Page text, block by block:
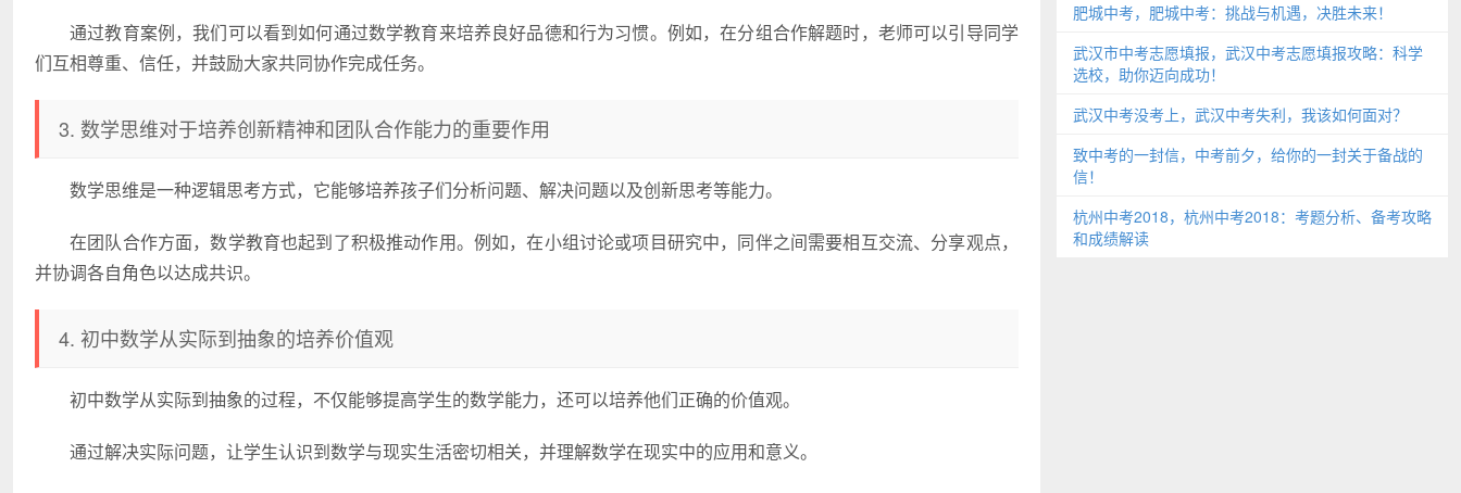
通过教育案例，我们可以看到如何通过数学教育来培养良好品德和行为习惯。例如，在分组合作解题时，老师可以引导同学
们互相尊重、信任，并鼓励大家共同协作完成任务。
3. 数学思维对于培养创新精神和团队合作能力的重要作用
数学思维是一种逻辑思考方式，它能够培养孩子们分析问题、解决问题以及创新思考等能力。
在团队合作方面，数学教育也起到了积极推动作用。例如，在小组讨论或项目研究中，同伴之间需要相互交流、分享观点，
并协调各自角色以达成共识。
4. 初中数学从实际到抽象的培养价值观
初中数学从实际到抽象的过程，不仅能够提高学生的数学能力，还可以培养他们正确的价值观。
通过解决实际问题，让学生认识到数学与现实生活密切相关，并理解数学在现实中的应用和意义。
肥城中考，肥城中考：挑战与机遇，决胜未来！
武汉市中考志愿填报，武汉中考志愿填报攻略：科学
选校，助你迈向成功！
武汉中考没考上，武汉中考失利，我该如何面对？
致中考的一封信，中考前夕，给你的一封关于备战的
信！
杭州中考2018，杭州中考2018：考题分析、备考攻略
和成绩解读